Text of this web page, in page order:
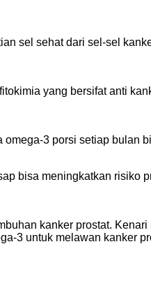
sel sehat dari sel-sel
yang bersifat anti
3 porsi setiap bulan
bisa meningkatkan risiko
kanker prostat.
3 untuk melawan kanker